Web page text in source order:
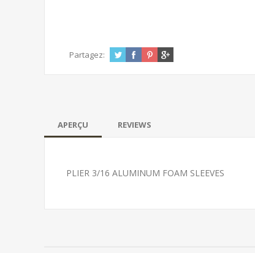
Partagez:
APERÇU REVIEWS
PLIER 3/16 ALUMINUM FOAM SLEEVES